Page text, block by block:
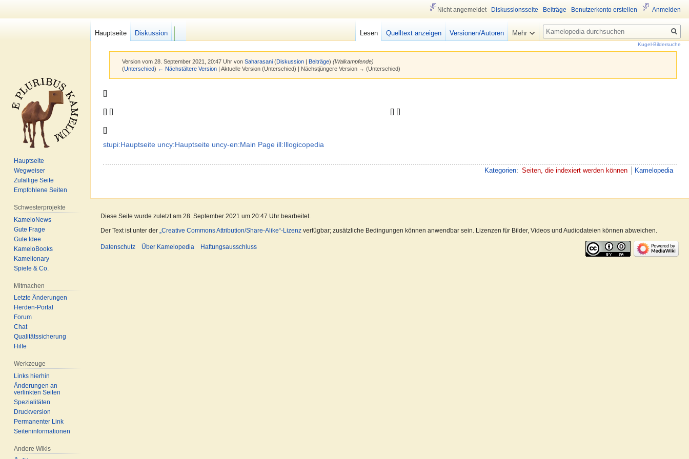
Version vom 28. September 2021, 20:47 Uhr von Saharasani (Diskussion| Beiträge) (Walkampfende)
(Unterschied) ← Nächstältere Version| Aktuelle Version (Unterschied) | Nächstjüngere Version → (Unterschied)
Zur
springen
Zur
springen
[]
[] [] [] []
[]
stupi:Hauptseite uncy:Hauptseite uncy-en:Main Page ill:Illogicopedia
Kategorien: Seiten, die indexiert werden können Kamelopedia
Nicht angemeldet Diskussionsseite Beiträge Benutzerkonto erstellen Anmelden
Hauptseite
Diskussion
Lesen Quelltext anzeigen Versionen/Autoren Mehr
Suche
Kugel-Bildersuche
Hauptseite
Wegweiser
Zufällige Seite
Empfohlene Seiten
Schwesterprojekte
KameloNews
Gute Frage
Gute Idee
KameloBooks
Kamelionary
Spiele & Co.
Mitmachen
Letzte Änderungen
Herden-Portal
Forum
Chat
Qualitätssicherung
Hilfe
Werkzeuge
Links hierhin
Änderungen an
verlinkten Seiten
Spezialitäten
Druckversion
Permanenter Link
Seiten­informationen
Andere Wikis
Diese Seite wurde zuletzt am 28. September 2021 um 20:47 Uhr bearbeitet.
Der Text ist unter der „Creative Commons Attribution/Share-Alike“-Lizenz verfügbar; zusätzliche Bedingungen können anwendbar sein. Lizenzen für Bilder, Videos und Audiodateien können abweichen.
Datenschutz Über Kamelopedia Haftungsausschluss